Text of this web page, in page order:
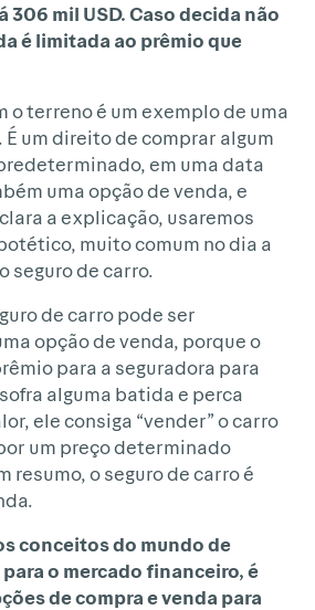
306 mil USD. Caso decida não
é limitada ao prêmio que
o terreno é um exemplo de uma
um direito de comprar algum
em uma data
uma opção de venda, e
a explicação, usaremos
muito comum no dia a
seguro de carro.
de carro pode ser
opção de venda, porque o
para a seguradora para
alguma batida e perca
ele consiga “vender” o carro
um preço determinado
resumo, o seguro de carro é
conceitos do mundo de
o mercado financeiro, é
de compra e venda para